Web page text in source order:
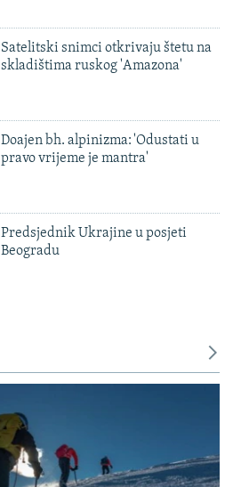
Satelitski snimci otkrivaju štetu na
skladištima ruskog 'Amazona'
Doajen bh. alpinizma: 'Odustati u
pravo vrijeme je mantra'
Predsjednik Ukrajine u posjeti
Beogradu